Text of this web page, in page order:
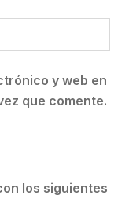
y web en
que comente.
los siguientes